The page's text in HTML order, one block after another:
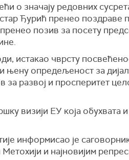
о значају редовних
Ђурић пренео поздраве
позив за посету
истакао чврсту
њену опредељеност за
за развој и просперитет
визији ЕУ која обухвата и
информисао је
Метохији и најновијим